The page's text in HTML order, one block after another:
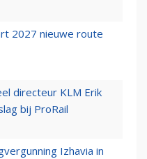
2027 nieuwe route
directeur KLM Erik
bij ProRail
Izhavia in